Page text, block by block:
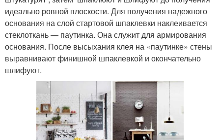
идеально ровной плоскости. Для получения надежного
основания на слой стартовой шпаклевки наклеивается
стеклоткань — паутинка. Она служит для армирования
основания. После высыхания клея на «паутинке» стены
выравнивают финишной шпаклевкой и окончательно
шлифуют.